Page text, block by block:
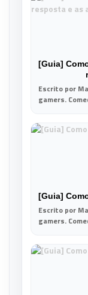
[Guia]
Escrito por
gamers.
[Guia]
Escrito por
gamers.